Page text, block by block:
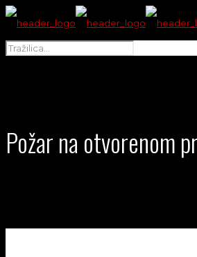
Požar na otvorenom